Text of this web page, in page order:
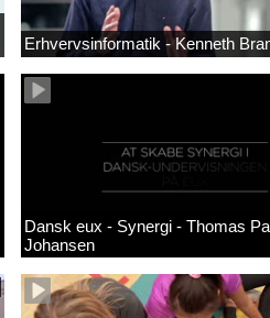
Erhvervsinformatik - Kenneth
Dansk eux - Synergi - Thomas
Johansen